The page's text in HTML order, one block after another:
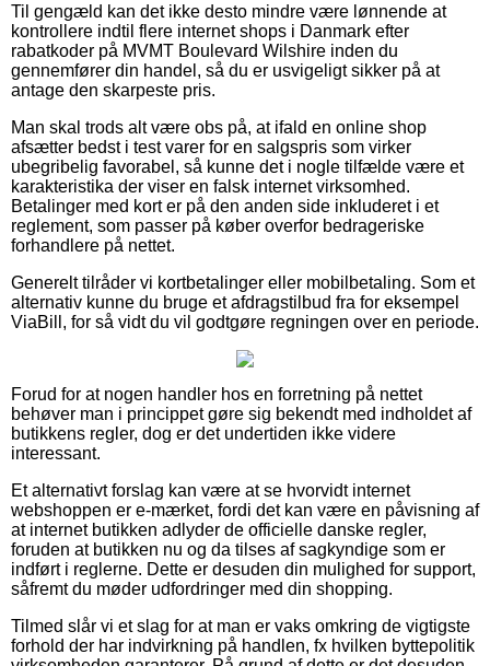
Til gengæld kan det ikke desto mindre være lønnende at
kontrollere indtil flere internet shops i Danmark efter
rabatkoder på MVMT Boulevard Wilshire inden du
gennemfører din handel, så du er usvigeligt sikker på at
antage den skarpeste pris.
Man skal trods alt være obs på, at ifald en online shop
afsætter bedst i test varer for en salgspris som virker
ubegribelig favorabel, så kunne det i nogle tilfælde være et
karakteristika der viser en falsk internet virksomhed.
Betalinger med kort er på den anden side inkluderet i et
reglement, som passer på køber overfor bedrageriske
forhandlere på nettet.
Generelt tilråder vi kortbetalinger eller mobilbetaling. Som et
alternativ kunne du bruge et afdragstilbud fra for eksempel
ViaBill, for så vidt du vil godtgøre regningen over en periode.
Forud for at nogen handler hos en forretning på nettet
behøver man i princippet gøre sig bekendt med indholdet af
butikkens regler, dog er det undertiden ikke videre
interessant.
Et alternativt forslag kan være at se hvorvidt internet
webshoppen er e-mærket, fordi det kan være en påvisning af
at internet butikken adlyder de officielle danske regler,
foruden at butikken nu og da tilses af sagkyndige som er
indført i reglerne. Dette er desuden din mulighed for support,
såfremt du møder udfordringer med din shopping.
Tilmed slår vi et slag for at man er vaks omkring de vigtigste
forhold der har indvirkning på handlen, fx hvilken byttepolitik